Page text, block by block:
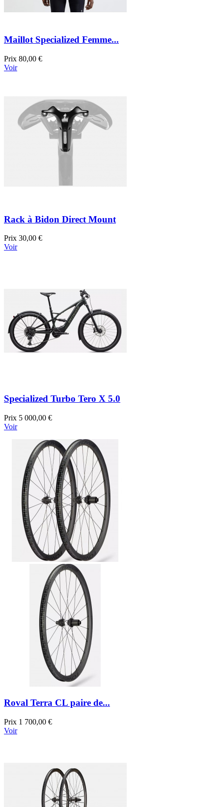
Maillot Specialized Femme...
Prix 80,00 €
Voir
Rack à Bidon Direct Mount
Prix 30,00 €
Voir
Specialized Turbo Tero X 5.0
Prix 5 000,00 €
Voir
Roval Terra CL paire de...
Prix 1 700,00 €
Voir